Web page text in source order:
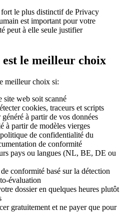
le plus distinctif de Privacy
est important pour votre
peut à elle seule justifier
le meilleur choix
meilleur choix si:
site web soit scanné
cookies, traceurs et scripts
à partir de vos données
à partir de modèles vierges
de confidentialité du
de conformité
pays ou langues (NL, BE, DE ou
conformité basé sur la détection
évaluation
dossier en quelques heures plutôt
gratuitement et ne payer que pour